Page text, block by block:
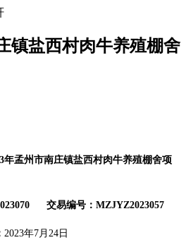
镇盐西村肉牛养殖棚舍
年孟州市南庄镇盐西村肉牛养殖棚舍项
3070 交易编号： MZJYZ2023057
2023年7月 24 日